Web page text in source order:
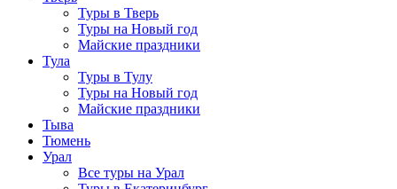
Туры в Тверь
Туры на Новый год
Майские праздники
Тула
Туры в Тулу
Туры на Новый год
Майские праздники
Тыва
Тюмень
Урал
Все туры на Урал